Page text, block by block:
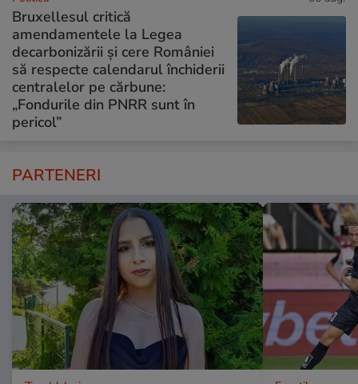
Bruxellesul critică
amendamentele la Legea
decarbonizării și cere României
să respecte calendarul închiderii
centralelor pe cărbune:
„Fondurile din PNRR sunt în
pericol”
PARTENERI